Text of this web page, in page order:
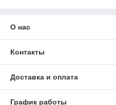
О нас
Контакты
Доставка и оплата
График работы